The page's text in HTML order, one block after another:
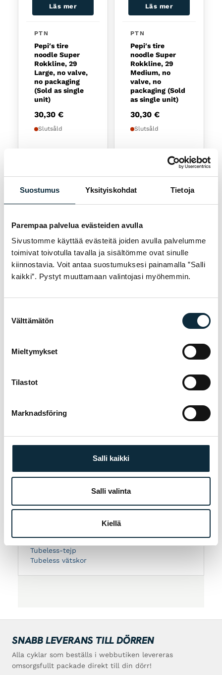
Suostumus Yksityiskohdat Tietoja
Parempaa palvelua evästeiden avulla
Sivustomme käyttää evästeitä joiden avulla palvelumme
toimivat toivotulla tavalla ja sisältömme ovat sinulle
kiinnostavia. Voit antaa suostumuksesi painamalla ”Salli
kaikki”. Pystyt muuttamaan valintojasi myöhemmin.
valinta
Välttämätön
Mieltymykset
Tilastot
Marknadsföring
Salli kaikki
Salli valinta
Kiellä
Läs mer
PTN
Pepi′s tire
noodle Super
Rokkline, 29
Large, no valve,
no packaging
(Sold as single
unit)
30,30 €
Slutsåld
Läs mer
PTN
Pepi′s tire
noodle Super
Rokkline, 29
Medium, no
valve, no
packaging (Sold
as single unit)
30,30 €
Slutsåld
Läs mer
VITTORIA
Airliner Light
Gravel 700x37-
Ring 06-723 0511
Tubeless delar
Tubeless-tejp
Tubeless vätskor
SNABB LEVERANS TILL DÖRREN
Alla cyklar som beställs i webbutiken levereras
omsorgsfullt packade direkt till din dörr!